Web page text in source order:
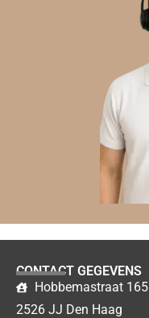
CONTACT GEGEVENS
Hobbemastraat 165
2526 JJ Den Haag